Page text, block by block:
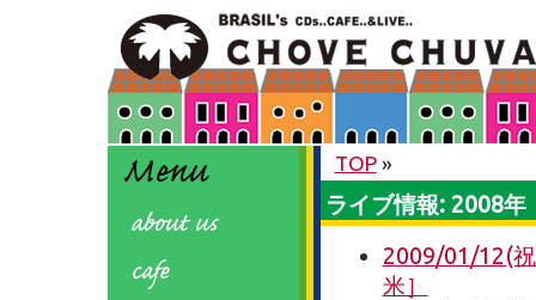
TOP»
ライブ情報: 2008年
2009/01/12(
米］